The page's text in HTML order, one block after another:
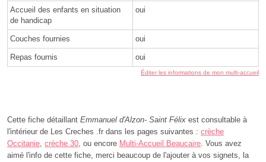
Accueil des enfants en situation
de handicap
oui
Couches fournies oui
Repas fournis oui
Éditer les informations de mon multi-accueil
Cette fiche détaillant Emmanuel d'Alzon- Saint Félix est consultable à
l'intérieur de Les Creches .fr dans les pages suivantes : crèche
Occitanie, crèche 30, ou encore Multi-Accueil Beaucaire. Vous avez
aimé l'info de cette fiche, merci beaucoup de l'ajouter à vos signets, la